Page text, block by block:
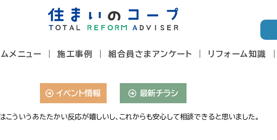
メニュー 施工事例 組合員さまアンケート リフォーム知識
イベント情報 最新チラシ
こういうあたたかい反応が嬉しいし、これからも安心して相談できると思いました。